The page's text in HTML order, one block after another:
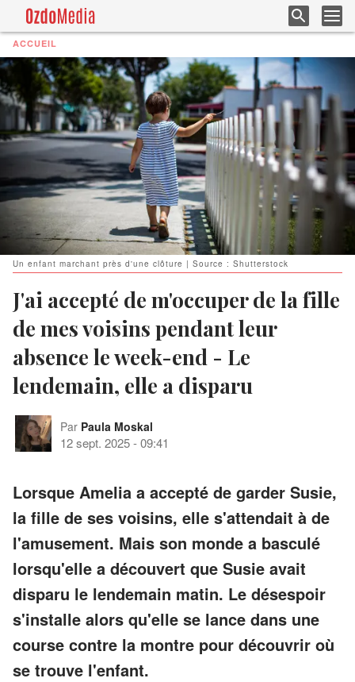
ACCUEIL
Un enfant marchant près d'une clôture | Source : Shutterstock
J'ai accepté de m'occuper de la fille
de mes voisins pendant leur
absence le week-end - Le
lendemain, elle a disparu
Par Paula Moskal
12 sept. 2025-09:41
Lorsque Amelia a accepté de garder Susie,
la fille de ses voisins, elle s'attendait à de
l'amusement. Mais son monde a basculé
lorsqu'elle a découvert que Susie avait
disparu le lendemain matin. Le désespoir
s'installe alors qu'elle se lance dans une
course contre la montre pour découvrir où
se trouve l'enfant.